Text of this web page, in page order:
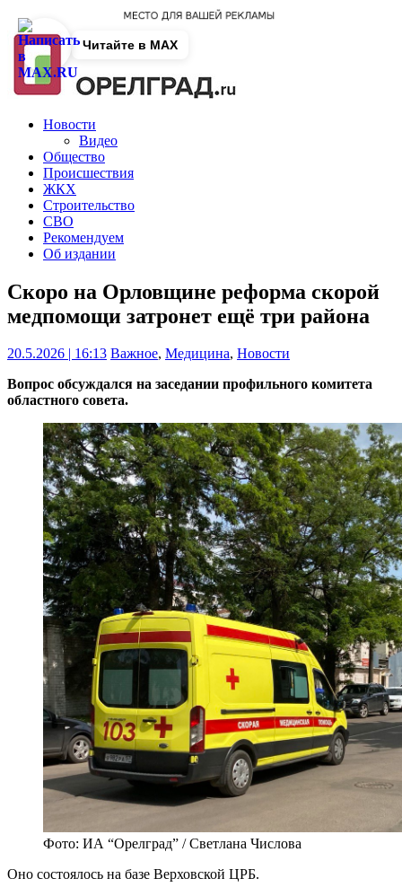
Новости
Видео
Общество
Происшествия
ЖКХ
Строительство
СВО
Рекомендуем
Об издании
Скоро на Орловщине реформа скорой
медпомощи затронет ещё три района
20.5.2026 | 16:13 Важное, Медицина, Новости
Вопрос обсуждался на заседании профильного комитета
областного совета.
Фото: ИА “Орелград” / Светлана Числова
Оно состоялось на базе Верховской ЦРБ.
Читайте в MAX